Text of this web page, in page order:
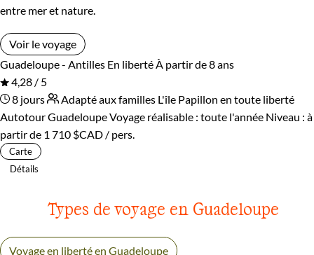
entre mer et nature.
Voir le voyage
Guadeloupe - Antilles En liberté À partir de 8 ans
4,28 / 5
8 jours
Adapté aux familles L'île Papillon en toute liberté
Autotour GuadeloupeVoyage réalisable : toute l'année Niveau : à
partir de 1 710 $CAD / pers.
Carte
Détails
Types de voyage en Guadeloupe
Voyage en liberté en Guadeloupe